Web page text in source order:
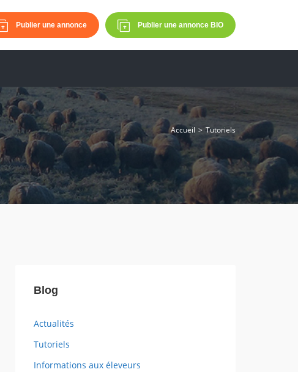
Publier une annonce Publier une annonce BIO
Accueil Tutoriels
Blog
Actualités
Tutoriels
Informations aux éleveurs